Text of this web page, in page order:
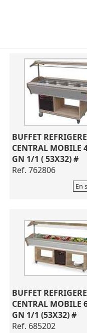
BUFFET REFRIGERE
CENTRAL MOBILE
GN 1/1 ( 53X32) #
Ref. 762806
En
BUFFET REFRIGERE
CENTRAL MOBILE
GN 1/1 (53X32) #
Ref. 685202